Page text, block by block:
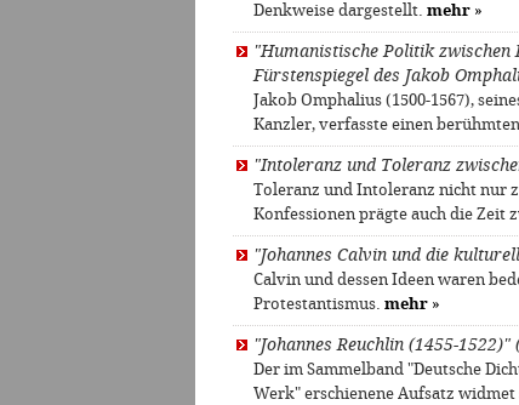
Denkweise dargestellt. mehr »
"Humanistische Politik
Fürstenspiegel des Jakob
Jakob Omphalius (1500-1567),
Kanzler, verfasste einen
"Intoleranz und Toleranz
Toleranz und Intoleranz nicht nur
Konfessionen prägte auch die Zeit
"Johannes Calvin und die
Calvin und dessen Ideen waren
Protestantismus. mehr »
"Johannes Reuchlin (1455-
Der im Sammelband "Deutsche
Werk" erschienene Aufsatz